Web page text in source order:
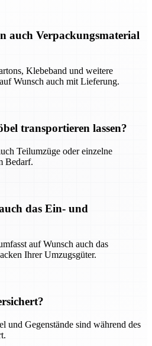
auch Verpackungsmaterial
Klebeband und weitere
Wunsch auch mit Lieferung.
transportieren lassen?
Teilumzüge oder einzelne
Bedarf.
das Ein- und
auf Wunsch auch das
Ihrer Umzugsgüter.
und Gegenstände sind während des